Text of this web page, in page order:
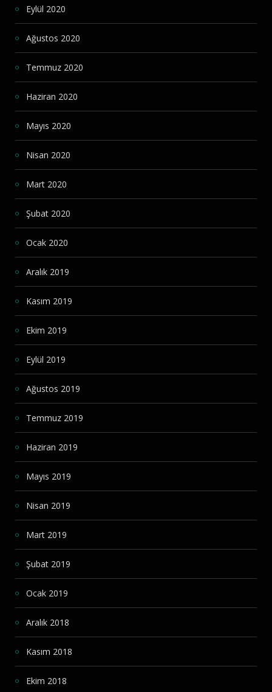
Eylül 2020
Ağustos 2020
Temmuz 2020
Haziran 2020
Mayıs 2020
Nisan 2020
Mart 2020
Şubat 2020
Ocak 2020
Aralık 2019
Kasım 2019
Ekim 2019
Eylül 2019
Ağustos 2019
Temmuz 2019
Haziran 2019
Mayıs 2019
Nisan 2019
Mart 2019
Şubat 2019
Ocak 2019
Aralık 2018
Kasım 2018
Ekim 2018